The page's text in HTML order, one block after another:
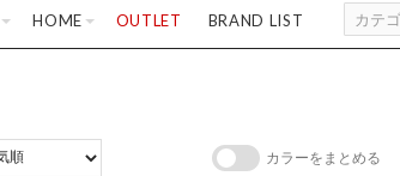
HOME OUTLET BRAND LIST
カラーをまとめる